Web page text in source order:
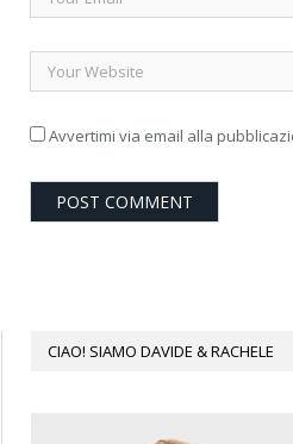
Avvertimi via email alla
CIAO! SIAMO DAVIDE & RACHELE